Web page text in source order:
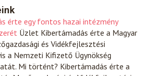
érte egy fontos hazai intézmény
Üzlet Kibertámadás érte a Magyar
és Vidékfejlesztési
a Nemzeti Kifizető Ügynökség
Mi történt? Kibertámadás érte a